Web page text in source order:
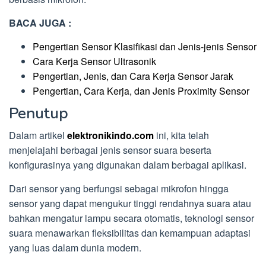
BACA JUGA :
Pengertian Sensor Klasifikasi dan Jenis-jenis Sensor
Cara Kerja Sensor Ultrasonik
Pengertian, Jenis, dan Cara Kerja Sensor Jarak
Pengertian, Cara Kerja, dan Jenis Proximity Sensor
Penutup
Dalam artikel elektronikindo.com ini, kita telah
menjelajahi berbagai jenis sensor suara beserta
konfigurasinya yang digunakan dalam berbagai aplikasi.
Dari sensor yang berfungsi sebagai mikrofon hingga
sensor yang dapat mengukur tinggi rendahnya suara atau
bahkan mengatur lampu secara otomatis, teknologi sensor
suara menawarkan fleksibilitas dan kemampuan adaptasi
yang luas dalam dunia modern.